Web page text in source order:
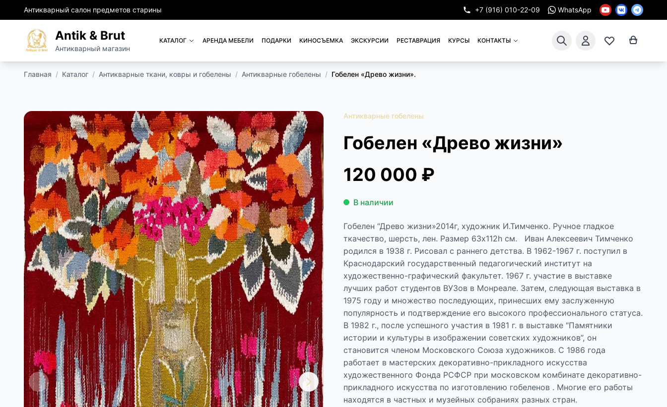
Антикварный салон предметов старины +7 (916) 010-22-09 WhatsApp
Antik & Brut
Антикварный магазин
КАТАЛОГ АРЕНДА МЕБЕЛИ ПОДАРКИ КИНОСЪЕМКА ЭКСКУРСИИ РЕСТАВРАЦИЯ КУРСЫ КОНТАКТЫ
Главная / Каталог / Антикварные ткани, ковры и гобелены / Антикварные гобелены / Гобелен «Древо жизни».
Антикварные гобелены
Гобелен «Древо жизни»
120 000 ₽
В наличии
Гобелен “Древо жизни»2014г, художник И.Тимченко. Ручное гладкое
ткачество, шерсть, лен. Размер 63х112h см. Иван Алексеевич Тимченко
родился в 1938 г. Рисовал с раннего детства. В 1962-1967 г. поступил в
Краснодарский государственный педагогический институт на
художественно-графический факультет. 1967 г. участие в выставке
лучших работ студентов ВУЗов в Монреале. Затем, следующая выставка в
1975 году и множество последующих, принесших ему заслуженную
популярность и подтверждение его высокого профессионального статуса.
В 1982 г., после успешного участия в 1981 г. в выставке “Памятники
истории и культуры в изображении советских художников”, он
становится членом Московского Союза художников. С 1986 года
работает в мастерских декоративно-прикладного искусства
художественного Фонда РСФСР при московском комбинате декоративно-
прикладного искусства по изготовлению гобеленов . Многие его работы
находятся в частных и музейных собраниях разных стран.